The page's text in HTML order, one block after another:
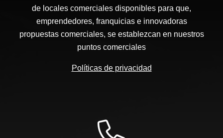
de locales comerciales disponibles para que,
emprendedores, franquicias e innovadoras
propuestas comerciales, se establezcan en nuestros
puntos comerciales
Políticas de privacidad